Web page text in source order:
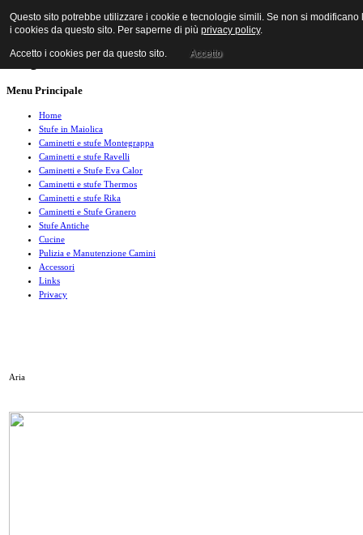
Menu Principale
Home
Stufe in Maiolica
Caminetti e stufe Montegrappa
Caminetti e stufe Ravelli
Caminetti e Stufe Eva Calor
Caminetti e stufe Thermos
Caminetti e stufe Rika
Caminetti e Stufe Granero
Stufe Antiche
Cucine
Pulizia e Manutenzione Camini
Accessori
Links
Privacy
Aria
Questo sito potrebbe utilizzare i cookie e tecnologie simili. Se non si
i cookies da questo sito. Per saperne di più privacy policy.
Accetto i cookies per da questo sito. Accetto